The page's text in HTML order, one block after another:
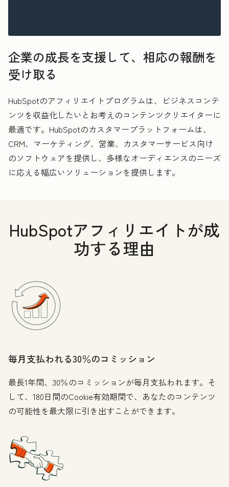
企業の成長を支援して、相応の報酬を
受け取る
HubSpotのアフィリエイトプログラムは、ビジネスコンテ
ンツを収益化したいとお考えのコンテンツクリエイターに
最適です。HubSpotのカスタマープラットフォームは、
CRM、マーケティング、営業、カスタマーサービス向け
のソフトウェアを提供し、多様なオーディエンスのニーズ
に応える幅広いソリューションを提供します。
HubSpotアフィリエイトが成
功する理由
毎月支払われる30％のコミッション
最長1年間、30％のコミッションが毎月支払われます。そ
して、180日間のCookie有効期間で、あなたのコンテンツ
の可能性を最大限に引き出すことができます。